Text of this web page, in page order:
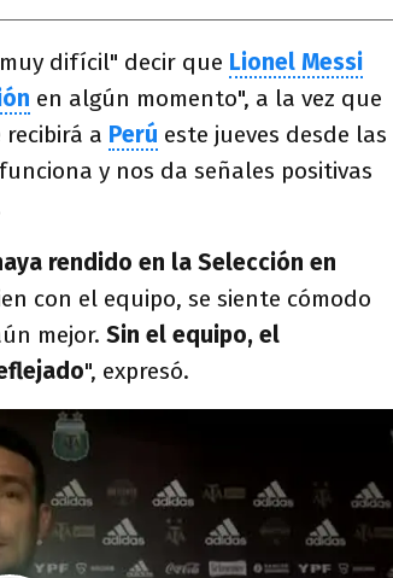
difícil" decir que Lionel Messi
en algún momento", a la vez que
a Perú este jueves desde las
y nos da señales positivas
rendido en la Selección en
con el equipo, se siente cómodo
mejor. Sin el equipo, el
", expresó.